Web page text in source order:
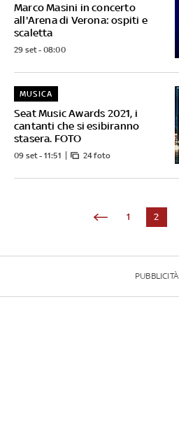
Marco Masini in concerto
all'Arena di Verona: ospiti e
scaletta
29 set - 08:00
Seat Music Awards 2021, i
cantanti che si esibiranno
stasera. FOTO
MUSICA
09 set - 11:51 24 foto
1 2
PUBBLICITÀ